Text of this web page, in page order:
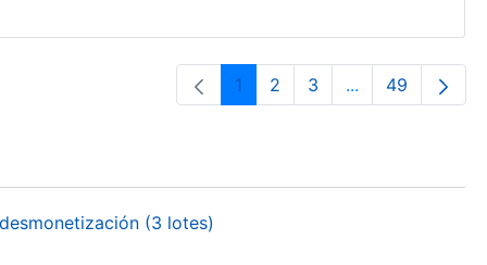
Página
1 Página
2 Página
3 ...PáginasPágina
49
(3 lotes)